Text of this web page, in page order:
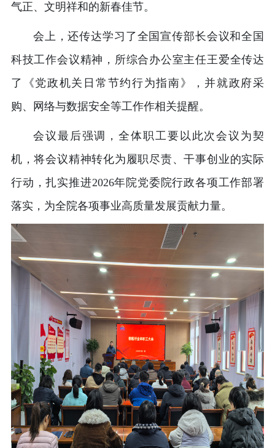
气正、文明祥和的新春佳节。
会上，还传达学习了全国宣传部长会议和全国
科技工作会议精神，所综合办公室主任王爱全传达
了《党政机关日常节约行为指南》，并就政府采
购、网络与数据安全等工作作相关提醒。
会议最后强调，全体职工要以此次会议为契
机，将会议精神转化为履职尽责、干事创业的实际
行动，扎实推进2026年院党委院行政各项工作部署
落实，为全院各项事业高质量发展贡献力量。